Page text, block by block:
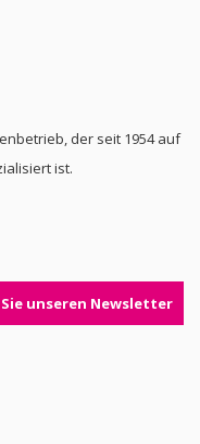
der seit 1954 auf
ist.
unseren Newsletter